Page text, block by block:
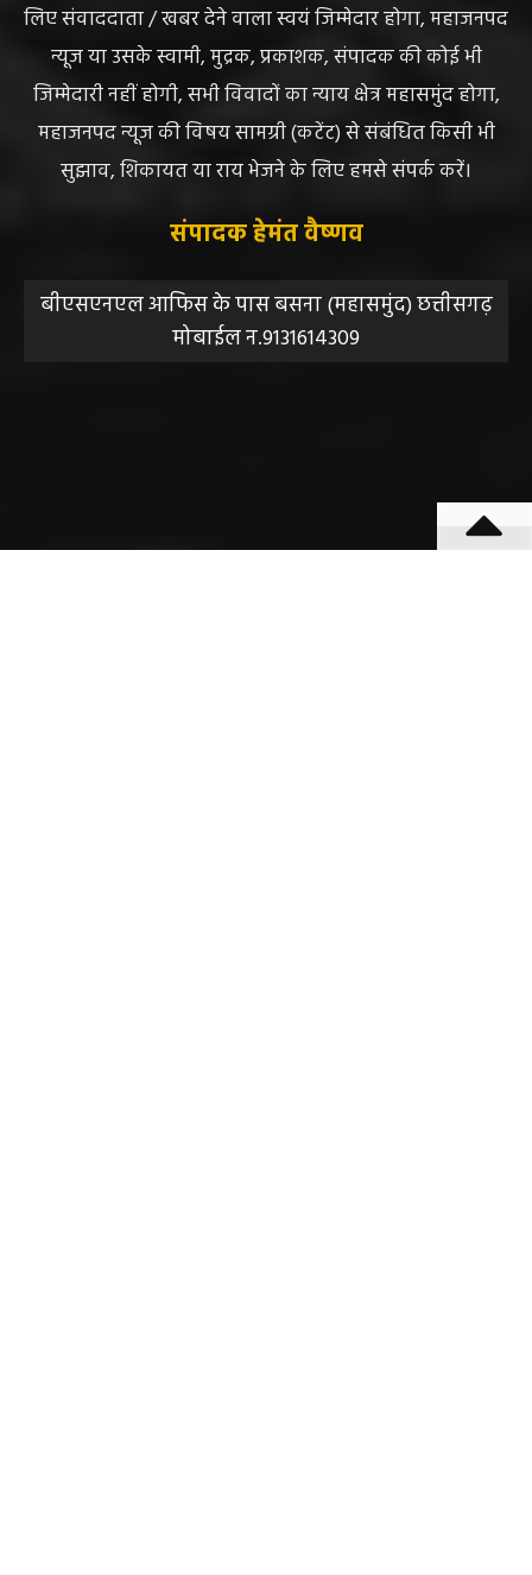
लिए संवाददाता / खबर देने वाला स्वयं जिम्मेदार होगा, महाजनपद
न्यूज या उसके स्वामी, मुद्रक, प्रकाशक, संपादक की कोई भी
जिम्मेदारी नहीं होगी, सभी विवादों का न्याय क्षेत्र महासमुंद होगा,
महाजनपद न्यूज की विषय सामग्री (कटेंट) से संबंधित किसी भी
सुझाव, शिकायत या राय भेजने के लिए हमसे संपर्क करें।
संपादक हेमंत वैष्णव
बीएसएनएल आफिस के पास बसना (महासमुंद) छत्तीसगढ़
मोबाईल न.9131614309